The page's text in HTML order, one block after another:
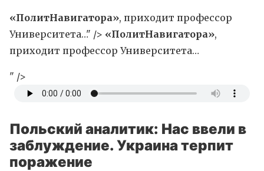
«ПолитНавигатора», приходит профессор
Университета…" /> «ПолитНавигатора»,
приходит профессор Университета…
" />
Польский аналитик: Нас ввели в
заблуждение. Украина терпит
поражение